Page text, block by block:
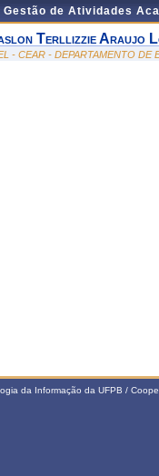
de Atividades
Terllizzie Araujo
- CEAR - DEPARTAMENTO DE
da Informação da UFPB /